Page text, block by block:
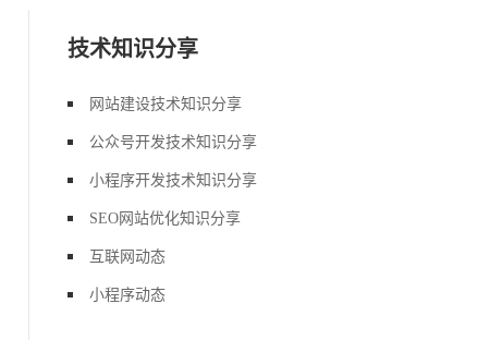
技术知识分享
网站建设技术知识分享
公众号开发技术知识分享
小程序开发技术知识分享
SEO网站优化知识分享
互联网动态
小程序动态